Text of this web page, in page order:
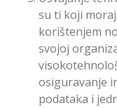
su ti koji
korištenjem
svojoj
osiguravanje
podataka i